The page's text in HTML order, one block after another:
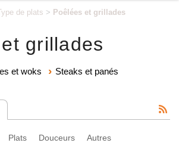
de plats > Poêlées et grillades
grillades
et woks Steaks et panés
Plats Douceurs Autres